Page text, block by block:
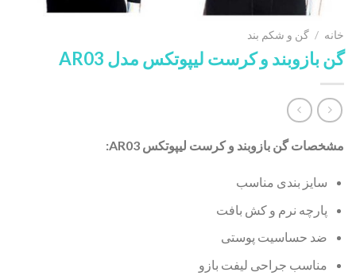
خانه / گن و شکم بند
گن بازوبند و کرست لیپوتکس مدل AR03
مشخصات گن بازوبند و کرست لیپوتکس AR03:
سایز بندی مناسب
پارچه نرم و کش بافت
ضد حساسیت پوستی
مناسب جراحی لیفت بازو